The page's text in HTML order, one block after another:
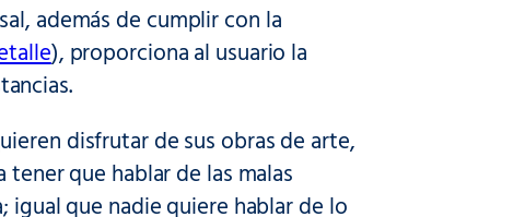
además de cumplir con la
), proporciona al usuario la
disfrutar de sus obras de arte,
que hablar de las malas
que nadie quiere hablar de lo